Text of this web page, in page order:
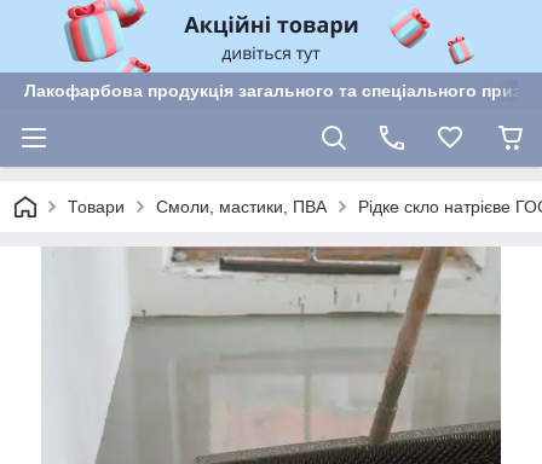
Лакофарбова продукція загального та спеціального
Товари Смоли, мастики, ПВА Рідке скло натрієве